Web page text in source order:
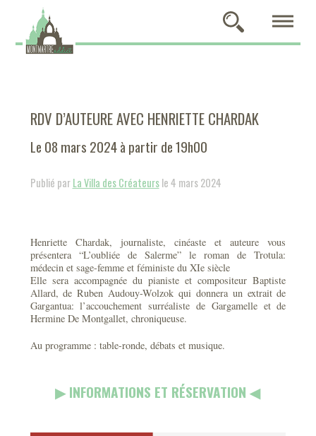
RDV D’AUTEURE AVEC HENRIETTE CHARDAK
Le 08 mars 2024 à partir de 19h00
Publié parLa Villa des Créateursle 4 mars 2024
Henriette Chardak, journaliste, cinéaste et auteure vous
présentera “L’oubliée de Salerme” le roman de Trotula:
médecin et sage-femme et féministe du XIe siècle
Elle sera accompagnée du pianiste et compositeur Baptiste
Allard, de Ruben Audouy-Wolzok qui donnera un extrait de
Gargantua: l’accouchement surréaliste de Gargamelle et de
Hermine De Montgallet, chroniqueuse.
Au programme : table-ronde, débats et musique.
▶︎ INFORMATIONS ET RÉSERVATION ◀︎